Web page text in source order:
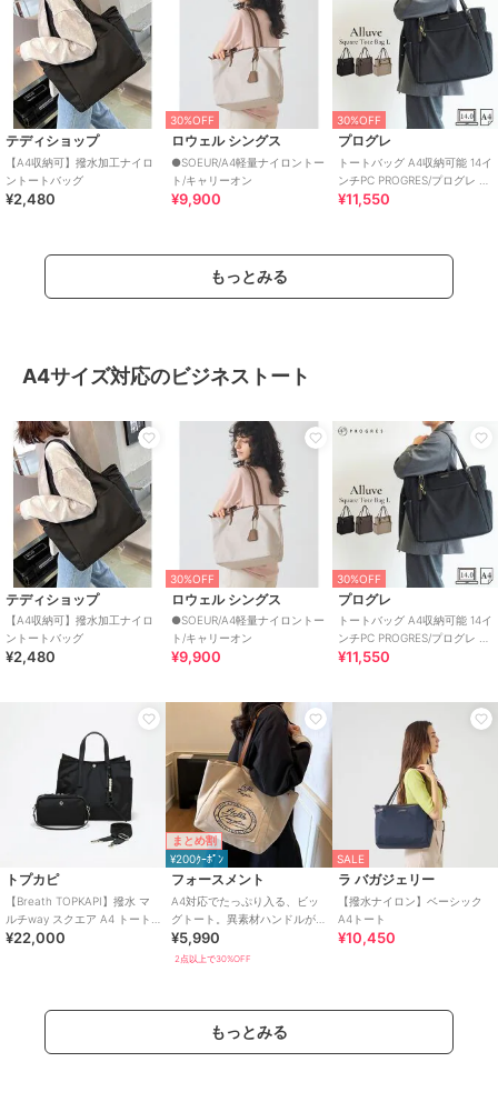
テディショップ
【A4収納可】撥水加工ナイロ
ントートバッグ
¥2,480
30%OFF
ロウェル シングス
●SOEUR/A4軽量ナイロントー
ト/キャリーオン
¥9,900
30%OFF
プログレ
トートバッグ A4収納可能 14イ
ンチPC PROGRES/プログレ ア
リューヴ 20202
¥11,550
もっとみる
A4サイズ対応のビジネストート
テディショップ
【A4収納可】撥水加工ナイロ
ントートバッグ
¥2,480
30%OFF
ロウェル シングス
●SOEUR/A4軽量ナイロントー
ト/キャリーオン
¥9,900
30%OFF
プログレ
トートバッグ A4収納可能 14イ
ンチPC PROGRES/プログレ ア
リューヴ 20202
¥11,550
トプカピ
【Breath TOPKAPI】撥水 マ
ルチway スクエア A4 トート
バッグ / 10ポケット
¥22,000
まとめ割
¥200ｸｰﾎﾟﾝ
フォースメント
A4対応でたっぷり入る、ビッ
グトート。異素材ハンドルが
アクセントのキャンバストー
トバッグ
¥5,990
2点以上で30%OFF
SALE
ラ バガジェリー
【撥水ナイロン】ベーシック
A4トート
¥10,450
もっとみる